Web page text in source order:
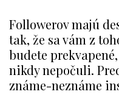
Followerov majú
tak, že sa vám z
budete
nikdy nepočuli.
známe-neznáme